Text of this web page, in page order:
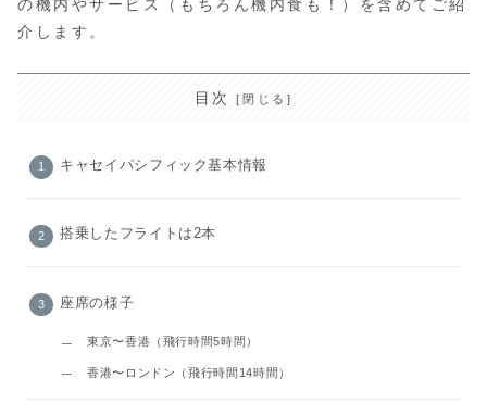
の機内やサービス（もちろん機内食も！）を含めてご紹
介します。
目次
キャセイパシフィック基本情報
搭乗したフライトは2本
座席の様子
東京〜香港（飛行時間5時間）
香港〜ロンドン（飛行時間14時間）